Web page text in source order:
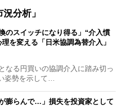
分析」
のスイッチになり得る」“介入慣
を変える「日米協調為替介入」
る円買いの協調介入に踏み切っ
姿勢を示して…
膨らんで…」損失を投資家として